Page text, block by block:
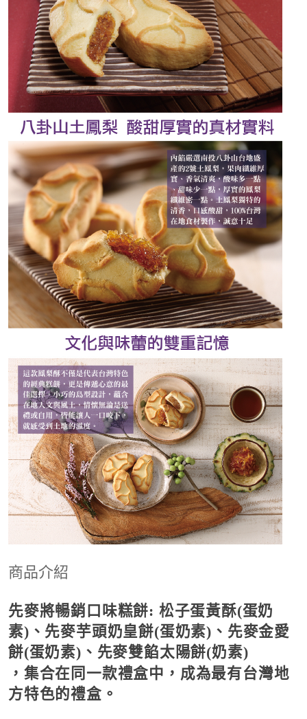
商品介紹
先麥將暢銷口味糕餅: 松子蛋黃酥(蛋奶
素)、先麥芋頭奶皇餅(蛋奶素)、先麥金愛
餅(蛋奶素)、先麥雙餡太陽餅(奶素)
，集合在同一款禮盒中，成為最有台灣地
方特色的禮盒。